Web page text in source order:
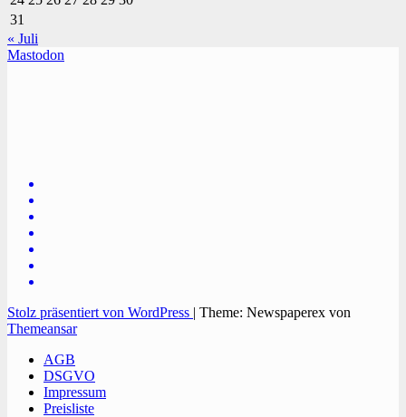
31
« Juli
Mastodon
Stolz präsentiert von WordPress | Theme: Newspaperex von
Themeansar
AGB
DSGVO
Impressum
Preisliste